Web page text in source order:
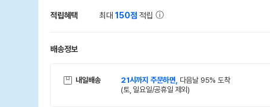
적립혜택 최대150점 적립
배송정보
내일배송 21시까지 주문하면, 다음날 95% 도착
(토, 일요일/공휴일 제외)